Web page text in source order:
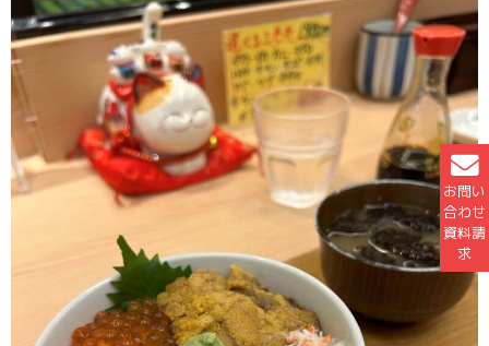
お問い
合わせ
資料請
求